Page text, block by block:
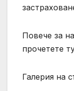
Повече за
прочетете
Галерия на